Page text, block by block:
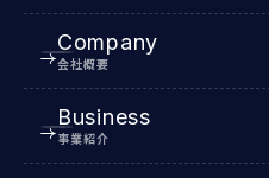
Company
会社概要
Business
事業紹介